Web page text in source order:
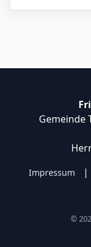
Gemeinde
Impressum |
©